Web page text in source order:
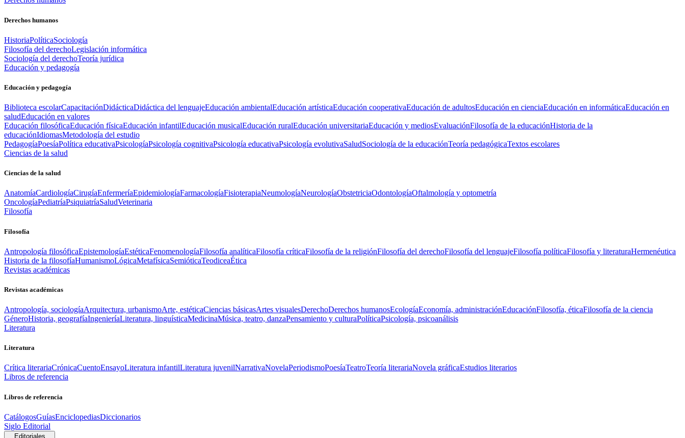
Derechos humanos
HistoriaPolíticaSociología
Filosofía del derechoLegislación informática
Sociología del derechoTeoría jurídica
Educación y pedagogía
Educación y pedagogía
Biblioteca escolarCapacitaciónDidácticaDidáctica del lenguajeEducación ambientalEducación artísticaEducación cooperativaEducación de adultosEducación en cienciaEducación en informáticaEducación en
saludEducación en valores
Educación filosóficaEducación físicaEducación infantilEducación musicalEducación ruralEducación universitariaEducación y mediosEvaluaciónFilosofía de la educaciónHistoria de la
educaciónIdiomasMetodología del estudio
PedagogíaPoesíaPolítica educativaPsicologíaPsicología cognitivaPsicología educativaPsicología evolutivaSaludSociología de la educaciónTeoría pedagógicaTextos escolares
Ciencias de la salud
Ciencias de la salud
AnatomíaCardiologíaCirugíaEnfermeríaEpidemiologíaFarmacologíaFisioterapiaNeumologíaNeurologíaObstetriciaOdontologíaOftalmología y optometría
OncologíaPediatríaPsiquiatríaSaludVeterinaria
Filosofía
Filosofía
Antropología filosóficaEpistemologíaEstéticaFenomenologíaFilosofía analíticaFilosofía críticaFilosofía de la religiónFilosofía del derechoFilosofía del lenguajeFilosofía políticaFilosofía y literaturaHermenéutica
Historia de la filosofíaHumanismoLógicaMetafísicaSemióticaTeodiceaÉtica
Revistas académicas
Revistas académicas
Antropología, sociologíaArquitectura, urbanismoArte, estéticaCiencias básicasArtes visualesDerechoDerechos humanosEcologíaEconomía, administraciónEducaciónFilosofía, éticaFilosofía de la ciencia
GéneroHistoria, geografíaIngenieríaLiteratura, linguísticaMedicinaMúsica, teatro, danzaPensamiento y culturaPolíticaPsicología, psicoanálisis
Literatura
Literatura
Crítica literariaCrónicaCuentoEnsayoLiteratura infantilLiteratura juvenilNarrativaNovelaPeriodismoPoesíaTeatroTeoría literariaNovela gráficaEstudios literarios
Libros de referencia
Libros de referencia
CatálogosGuíasEnciclopediasDiccionarios
Siglo Editorial
Editoriales